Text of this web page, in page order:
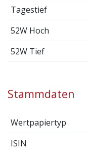
Tagestief
52W Hoch
52W Tief
Stammdaten
Wertpapiertyp
ISIN